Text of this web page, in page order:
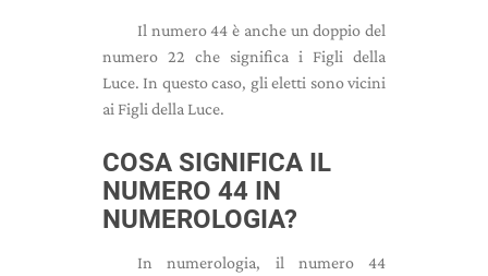
Il numero 44 è anche un doppio del
numero 22 che significa i Figli della
Luce. In questo caso, gli eletti sono vicini
ai Figli della Luce.
COSA SIGNIFICA IL
NUMERO 44 IN
NUMEROLOGIA?
In numerologia, il numero 44